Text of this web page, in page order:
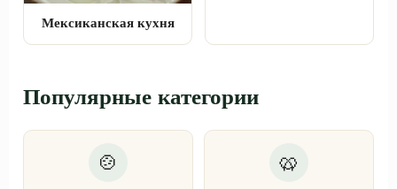
Мексиканская кухня
Популярные категории